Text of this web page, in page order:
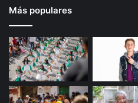
Más populares